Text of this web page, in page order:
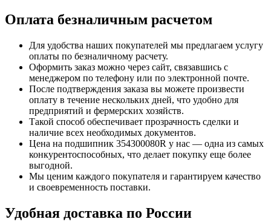
Оплата безналичным расчетом
Для удобства наших покупателей мы предлагаем услугу
оплаты по безналичному расчету.
Оформить заказ можно через сайт, связавшись с
менеджером по телефону или по электронной почте.
После подтверждения заказа вы можете произвести
оплату в течение нескольких дней, что удобно для
предприятий и фермерских хозяйств.
Такой способ обеспечивает прозрачность сделки и
наличие всех необходимых документов.
Цена на подшипник 354300080R у нас — одна из самых
конкурентоспособных, что делает покупку еще более
выгодной.
Мы ценим каждого покупателя и гарантируем качество
и своевременность поставки.
Удобная доставка по России